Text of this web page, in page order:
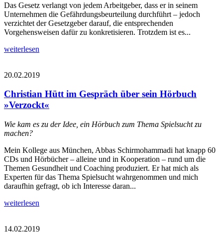
Das Gesetz verlangt von jedem Arbeitgeber, dass er in seinem
Unternehmen die Gefährdungsbeurteilung durchführt – jedoch
verzichtet der Gesetzgeber darauf, die entsprechenden
Vorgehensweisen dafür zu konkretisieren. Trotzdem ist es...
weiterlesen
20.02.2019
Christian Hütt im Gespräch über sein Hörbuch
»Verzockt«
Wie kam es zu der Idee, ein Hörbuch zum Thema Spielsucht zu
machen?
Mein Kollege aus München, Abbas Schirmohammadi hat knapp 60
CDs und Hörbücher – alleine und in Kooperation – rund um die
Themen Gesundheit und Coaching produziert. Er hat mich als
Experten für das Thema Spielsucht wahrgenommen und mich
daraufhin gefragt, ob ich Interesse daran...
weiterlesen
14.02.2019